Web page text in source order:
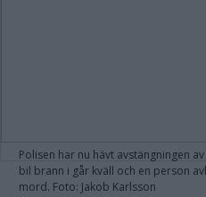
Polisen har nu hävt avstängningen
bil brann i går kväll och en person
mord. Foto: Jakob Karlsson